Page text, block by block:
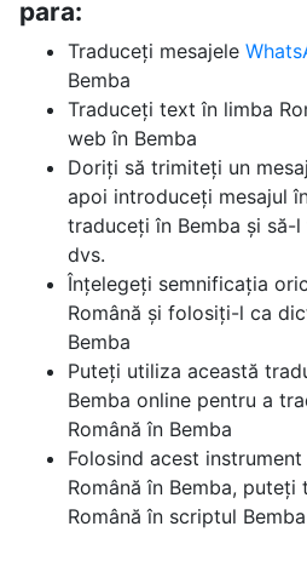
para:
Traduceți mesajele
Bemba
Traduceți text în limba
web în Bemba
Doriți să trimiteți un
apoi introduceți mesajul
traduceți în Bemba și să-
dvs.
Înțelegeți semnificația
Română și folosiți-l ca
Bemba
Puteți utiliza această
Bemba online pentru a
Română în Bemba
Folosind acest
Română în Bemba,
Română în scriptul Bemba